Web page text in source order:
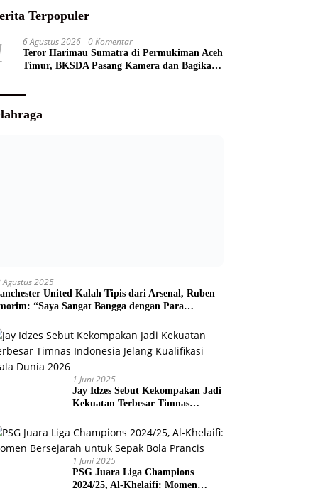
Terpopuler
6 Agustus 2026 0 Komentar
Teror Harimau Sumatra di Permukiman Aceh
Timur, BKSDA Pasang Kamera dan Bagikan
1 Juni 2025
Jay Idzes Sebut Kekompakan Jadi
Indonesia Jelang Kualifikasi Piala
Dunia 2026
1 Juni 2025
PSG Juara Liga Champions
2024/25, Al-Khelaifi: Momen
Prancis
10 April 2025
PSG Kalahkan Aston Villa 3-1 di
Leg Pertama Perempat Final Liga